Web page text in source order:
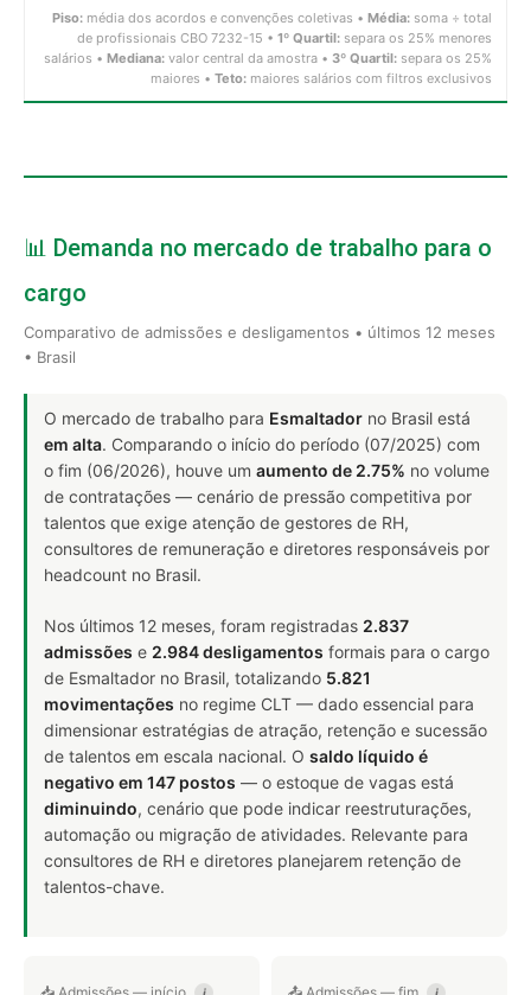
Piso: média dos acordos e convenções coletivas • Média: soma ÷ total
de profissionais CBO 7232-15 • 1º Quartil: separa os 25% menores
salários • Mediana: valor central da amostra • 3º Quartil: separa os 25%
maiores • Teto: maiores salários com filtros exclusivos
📊 Demanda no mercado de trabalho para o
cargo
Comparativo de admissões e desligamentos • últimos 12 meses
• Brasil
O mercado de trabalho para Esmaltador no Brasil está
em alta. Comparando o início do período (07/2025) com
o fim (06/2026), houve um aumento de 2.75% no volume
de contratações — cenário de pressão competitiva por
talentos que exige atenção de gestores de RH,
consultores de remuneração e diretores responsáveis por
headcount no Brasil.
Nos últimos 12 meses, foram registradas 2.837
admissões e 2.984 desligamentos formais para o cargo
de Esmaltador no Brasil, totalizando 5.821
movimentações no regime CLT — dado essencial para
dimensionar estratégias de atração, retenção e sucessão
de talentos em escala nacional. O saldo líquido é
negativo em 147 postos — o estoque de vagas está
diminuindo, cenário que pode indicar reestruturações,
automação ou migração de atividades. Relevante para
consultores de RH e diretores planejarem retenção de
talentos-chave.